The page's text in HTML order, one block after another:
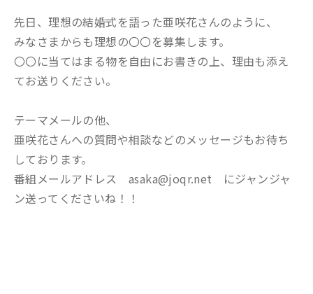
先日、理想の結婚式を語った亜咲花さんのように、
みなさまからも理想の〇〇を募集します。
〇〇に当てはまる物を自由にお書きの上、理由も添え
てお送りください。
テーマメールの他、
亜咲花さんへの質問や相談などのメッセージもお待ち
しております。
番組メールアドレス asaka@joqr.net にジャンジャ
ン送ってくださいね！！